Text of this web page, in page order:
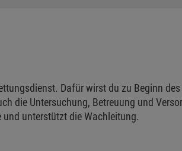
Dafür wirst du zu Beginn
die Untersuchung, Betreuung und
unterstützt die Wachleitung.